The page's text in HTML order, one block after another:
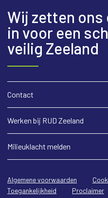
Wij zetten ons
in voor een
veilig Zeeland
Contact
Werken bij RUD Zeeland
Milieuklacht melden
Algemene voorwaarden
Toegankelijkheid
Proclaimer